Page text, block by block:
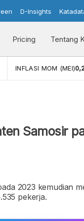
D-Insights
Pricing Tentang
INFLASI MOM (MEI)
Samosir
2023 kemudian
pekerja.